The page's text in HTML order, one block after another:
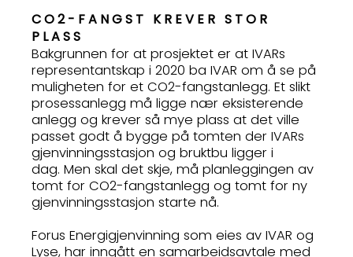
CO2-FANGST KREVER STOR
PLASS
Bakgrunnen for at prosjektet er at IVARs
representantskap i 2020 ba IVAR om å se på
muligheten for et CO2-fangstanlegg. Et slikt
prosessanlegg må ligge nær eksisterende
anlegg og krever så mye plass at det ville
passet godt å bygge på tomten der IVARs
gjenvinningsstasjon og bruktbu ligger i
dag. Men skal det skje, må planleggingen av
tomt for CO2-fangstanlegg og tomt for ny
gjenvinningsstasjon starte nå.
Forus Energigjenvinning som eies av IVAR og
Lyse, har inngått en samarbeidsavtale med